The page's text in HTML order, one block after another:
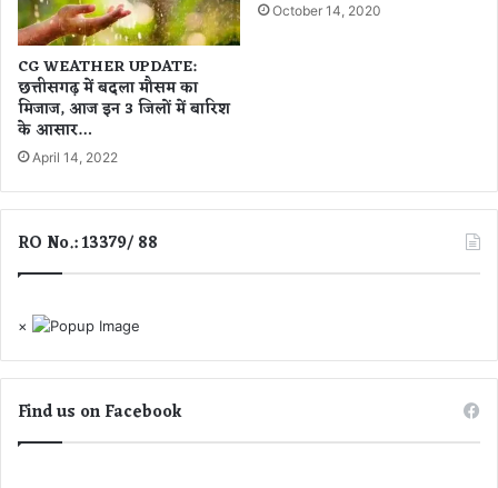
जा
री
रा
ज्य
पा
ल
र
मे
न
CG WEATHER UPDATE:
छत्तीसगढ़ में बदला मौसम का
मिजाज, आज इन 3 जिलों में बारिश
के आसार…
April 14, 2022
October 14, 2020
RO No.: 13379/ 88
×
Find us on Facebook